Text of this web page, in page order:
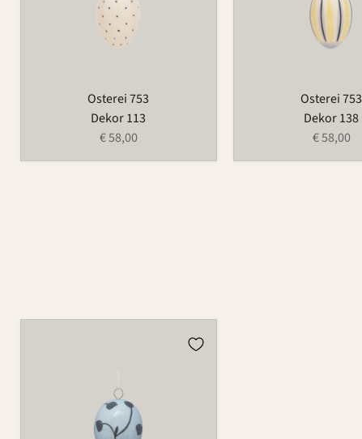
Osterei 753
Dekor 113
€ 58,00
Osterei 753
Dekor 138
€ 58,00